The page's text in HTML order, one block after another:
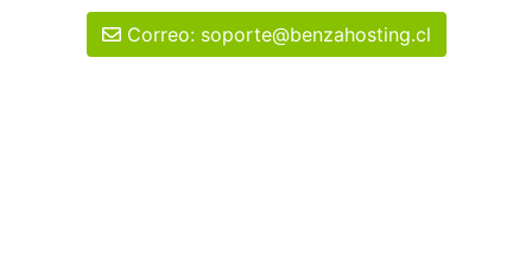
Correo: soporte@benzahosting.cl